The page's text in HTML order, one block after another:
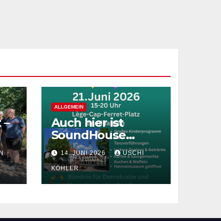
ALLGEMEIN
Auch hier ist
SoundHouse
dabei!
14. JUNI 2026 USCHI
KÖHLER